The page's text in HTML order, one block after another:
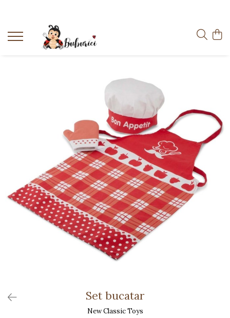
Categorii
Muzicale
Bebeluși
Diverse
5-7 Ani
Set bucatar
New Classic Toys